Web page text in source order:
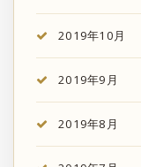
2019年10月
2019年9月
2019年8月